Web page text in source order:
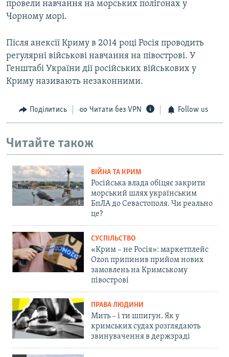
провели навчання на морських полігонах у
Чорному морі.
Після анексії Криму в 2014 році Росія проводить
регулярні військові навчання на півострові. У
Генштабі України дії російських військових у
Криму називають незаконними.
Поділитись Читати без VPN Follow us
Читайте також
ВІЙНА ТА КРИМ
Російська влада обіцяє закрити
морський шлях українським
БпЛА до Севастополя. Чи реально
це?
СУСПІЛЬСТВО
«Крим – не Росія»: маркетплейс
Ozon припинив прийом нових
замовлень на Кримському
півострові
ПРАВА ЛЮДИНИ
Мить – і ти шпигун. Як у
кримських судах розглядають
звинувачення в держзраді